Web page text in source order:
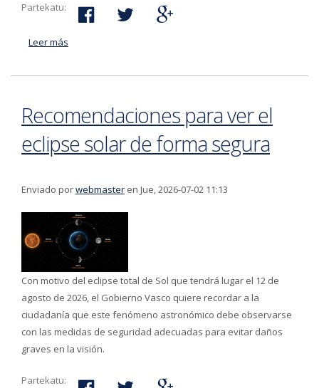
Partekatu:
Leer más
Recomendaciones para ver el
eclipse solar de forma segura
Enviado porwebmaster en Jue, 2026-07-02 11:13
Con motivo del eclipse total de Sol que tendrá lugar el 12 de
agosto de 2026, el Gobierno Vasco quiere recordar a la
ciudadanía que este fenómeno astronómico debe observarse
con las medidas de seguridad adecuadas para evitar daños
graves en la visión.
Partekatu: